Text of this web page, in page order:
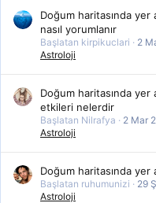
Doğum haritasında
nasıl yorumlanır
Başlatan kirpikuclari 2
Astroloji
Doğum haritasında
etkileri nelerdir
Başlatan Nilrafya 2 Mar
Astroloji
Doğum haritasında
Başlatan ruhumunizi 29
Astroloji